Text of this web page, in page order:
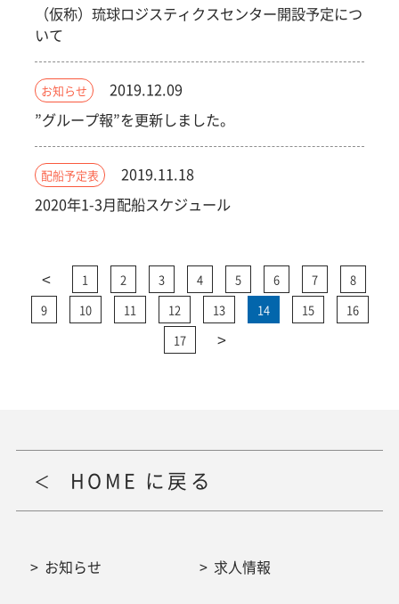
（仮称）琉球ロジスティクスセンター開設予定につ
いて
お知らせ
2019.12.09
”グループ報”を更新しました。
配船予定表
2019.11.18
2020年1-3月配船スケジュール
< 1 2 3 4 5 6 7
8
9
10 11 12 13 14 15
16
17
>
HOME に戻る
お知らせ 求人情報